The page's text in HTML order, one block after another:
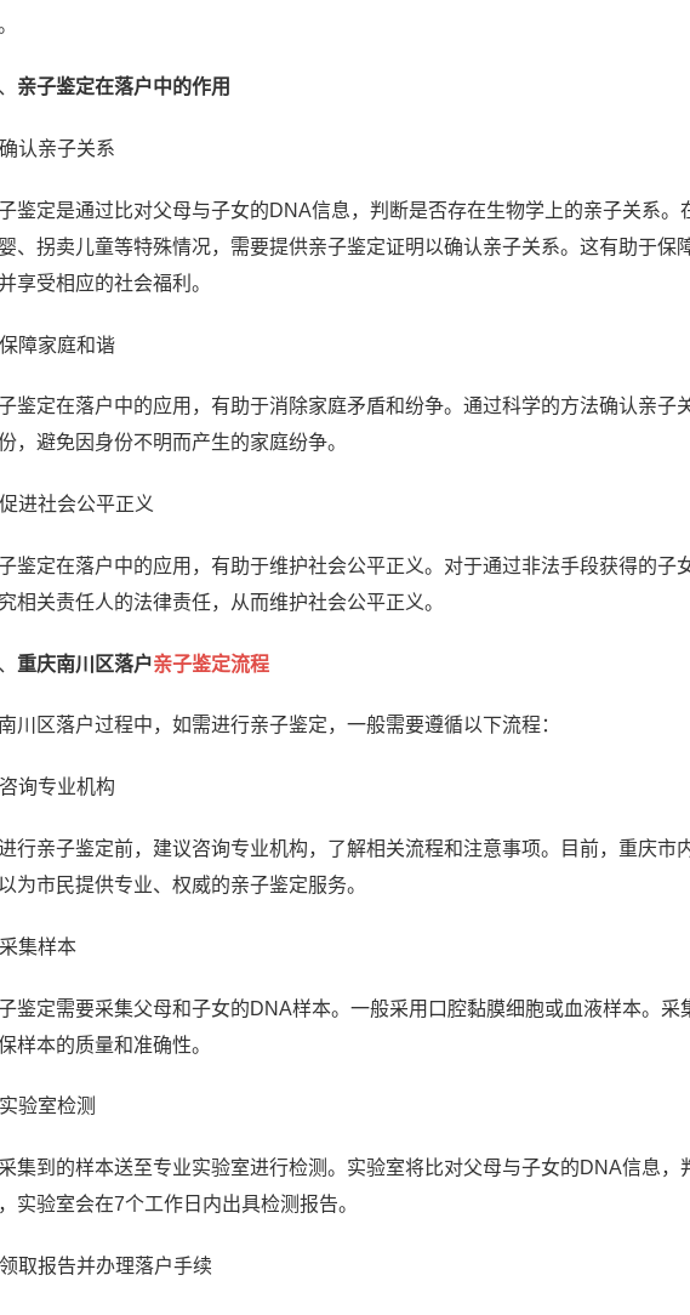
亲子鉴定在落户中的作用
认亲子关系
鉴定是通过比对父母与子女的DNA信息，判断是否存在生物学上的亲子关系。
、拐卖儿童等特殊情况，需要提供亲子鉴定证明以确认亲子关系。这有助于保
享受相应的社会福利。
障家庭和谐
鉴定在落户中的应用，有助于消除家庭矛盾和纷争。通过科学的方法确认亲子
，避免因身份不明而产生的家庭纷争。
进社会公平正义
鉴定在落户中的应用，有助于维护社会公平正义。对于通过非法手段获得的子
相关责任人的法律责任，从而维护社会公平正义。
重庆南川区落户亲子鉴定流程
川区落户过程中，如需进行亲子鉴定，一般需要遵循以下流程：
询专业机构
行亲子鉴定前，建议咨询专业机构，了解相关流程和注意事项。目前，重庆市
为市民提供专业、权威的亲子鉴定服务。
集样本
鉴定需要采集父母和子女的DNA样本。一般采用口腔黏膜细胞或血液样本。采
样本的质量和准确性。
验室检测
集到的样本送至专业实验室进行检测。实验室将比对父母与子女的DNA信息
实验室会在7个工作日内出具检测报告。
取报告并办理落户手续